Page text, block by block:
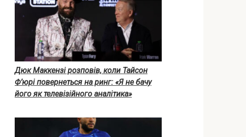
Дюк Маккензі розповів, коли Тайсон
Ф’юрі повернеться на ринг: «Я не бачу
його як телевізійного аналітика»